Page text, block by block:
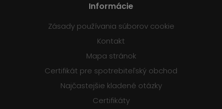
Informácie
Zásady používania súborov cookie
Kontakt
Mapa stránok
Certifikát pre spotrebiteľský obchod
Najčastejšie kladené otázky
Certifikáty